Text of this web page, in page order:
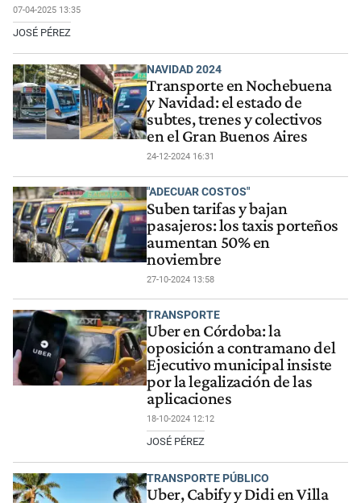
07-04-2025 13:35
JOSÉ PÉREZ
NAVIDAD 2024
Transporte en Nochebuena
y Navidad: el estado de
subtes, trenes y colectivos
en el Gran Buenos Aires
24-12-2024 16:31
"ADECUAR COSTOS"
Suben tarifas y bajan
pasajeros: los taxis porteños
aumentan 50% en
noviembre
27-10-2024 13:58
TRANSPORTE
Uber en Córdoba: la
oposición a contramano del
Ejecutivo municipal insiste
por la legalización de las
aplicaciones
18-10-2024 12:12
JOSÉ PÉREZ
TRANSPORTE PÚBLICO
Uber, Cabify y Didi en Villa